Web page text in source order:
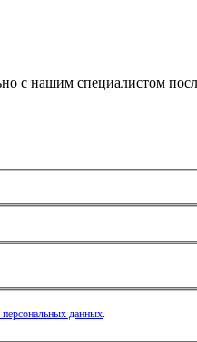
с нашим специалистом
персональных данных.